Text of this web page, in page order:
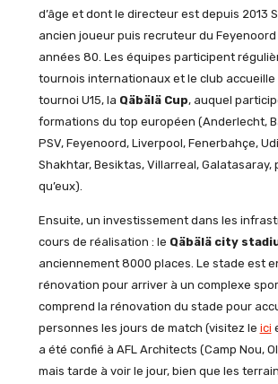
d’âge et dont le directeur est depuis 2013
ancien joueur puis recruteur du Feyenoord
années 80. Les équipes participent
tournois internationaux et le club accueille
tournoi U15, la Qäbälä Cup, auquel
formations du top européen (Anderlecht,
PSV, Feyenoord, Liverpool, Fenerbahçe,
Shakhtar, Besiktas, Villarreal, Galatasaray,
qu’eux).
Ensuite, un investissement dans les
cours de réalisation : le Qäbälä city
anciennement 8000 places. Le stade est
rénovation pour arriver à un complexe
comprend la rénovation du stade pour
personnes les jours de match (visitez le ici
a été confié à AFL Architects (Camp Nou,
mais tarde à voir le jour, bien que les